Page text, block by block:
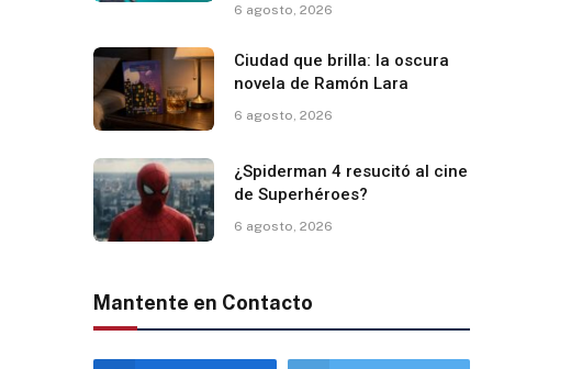
6 agosto, 2026
Ciudad que brilla: la oscura
novela de Ramón Lara
6 agosto, 2026
¿Spiderman 4 resucitó al cine
de Superhéroes?
6 agosto, 2026
Mantente en Contacto